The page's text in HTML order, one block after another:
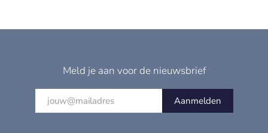
Meld je aan voor de nieuwsbrief
Aanmelden